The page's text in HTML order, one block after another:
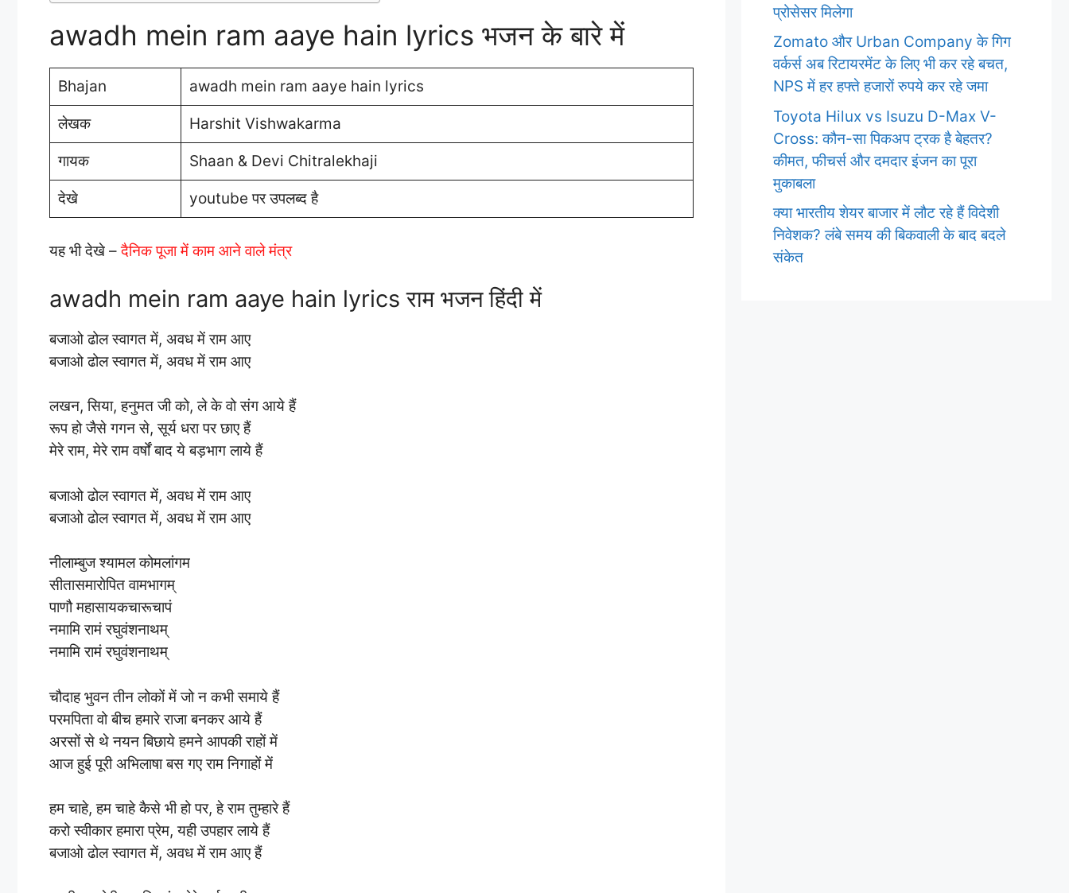
awadh mein ram aaye hain lyrics भजन के बारे में
Bhajan awadh mein ram aaye hain lyrics
लेखक Harshit Vishwakarma
गायक Shaan & Devi Chitralekhaji
देखे youtube पर उपलब्द है
यह भी देखे –दैनिक पूजा में काम आने वाले मंत्र
awadh mein ram aaye hain lyrics राम भजन हिंदी में
बजाओ ढोल स्वागत में, अवध में राम आए
बजाओ ढोल स्वागत में, अवध में राम आए
लखन, सिया, हनुमत जी को, ले के वो संग आये हैं
रूप हो जैसे गगन से, सूर्य धरा पर छाए हैं
मेरे राम, मेरे राम वर्षों बाद ये बड़भाग लाये हैं
बजाओ ढोल स्वागत में, अवध में राम आए
बजाओ ढोल स्वागत में, अवध में राम आए
नीलाम्बुज श्यामल कोमलांगम
सीतासमारोपित वामभागम्
पाणौ महासायकचारूचापं
नमामि रामं रघुवंशनाथम्
नमामि रामं रघुवंशनाथम्
चौदाह भुवन तीन लोकों में जो न कभी समाये हैं
परमपिता वो बीच हमारे राजा बनकर आये हैं
अरसों से थे नयन बिछाये हमने आपकी राहों में
आज हुई पूरी अभिलाषा बस गए राम निगाहों में
हम चाहे, हम चाहे कैसे भी हो पर, हे राम तुम्हारे हैं
करो स्वीकार हमारा प्रेम, यही उपहार लाये हैं
बजाओ ढोल स्वागत में, अवध में राम आए हैं
प्रोसेसर मिलेगा
Zomato और Urban Company के गिग
वर्कर्स अब रिटायरमेंट के लिए भी कर रहे बचत,
NPS में हर हफ्ते हजारों रुपये कर रहे जमा
Toyota Hilux vs Isuzu D-Max V-
Cross: कौन-सा पिकअप ट्रक है बेहतर?
कीमत, फीचर्स और दमदार इंजन का पूरा
मुकाबला
क्या भारतीय शेयर बाजार में लौट रहे हैं विदेशी
निवेशक? लंबे समय की बिकवाली के बाद बदले
संकेत